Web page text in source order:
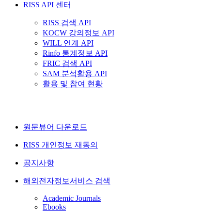
RISS API 센터
RISS 검색 API
KOCW 강의정보 API
WILL 연계 API
Rinfo 통계정보 API
FRIC 검색 API
SAM 분석활용 API
활용 및 참여 현황
원문뷰어 다운로드
RISS 개인정보 재동의
공지사항
해외전자정보서비스 검색
Academic Journals
Ebooks